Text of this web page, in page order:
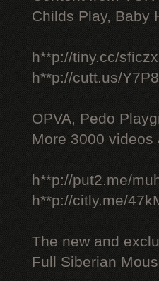
Childs Play, Baby
h**p://tiny.cc/sficzx
h**p://cutt.us/
OPVA, Pedo
More 3000
h**p://put2.me/
h**p://citly.me/
The new and
Full Siberian